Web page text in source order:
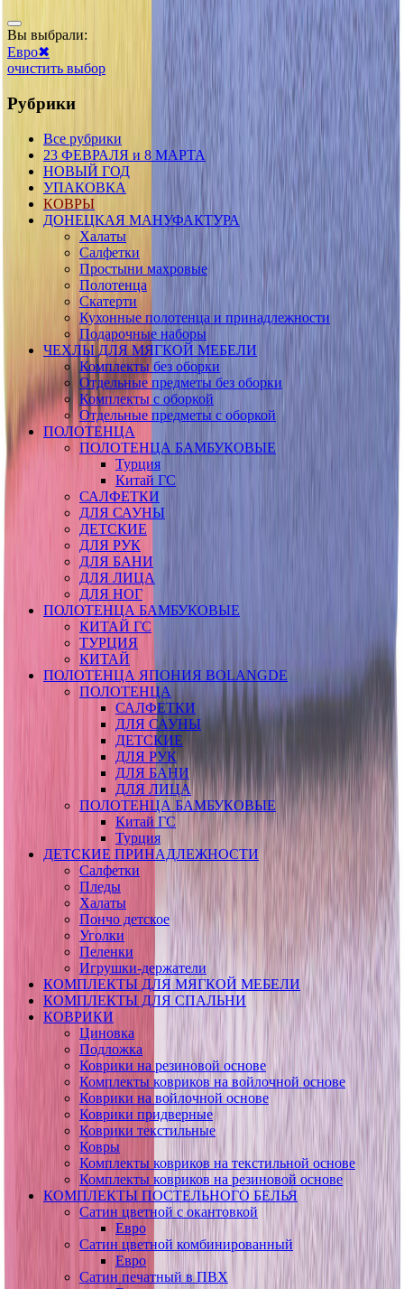
Вы выбрали:
Евро✖
очистить выбор
Рубрики
Все рубрики
23 ФЕВРАЛЯ и 8 МАРТА
НОВЫЙ ГОД
УПАКОВКА
КОВРЫ
ДОНЕЦКАЯ МАНУФАКТУРА
Халаты
Салфетки
Простыни махровые
Полотенца
Скатерти
Кухонные полотенца и принадлежности
Подарочные наборы
ЧЕХЛЫ ДЛЯ МЯГКОЙ МЕБЕЛИ
Комплекты без оборки
Отдельные предметы без оборки
Комплекты с оборкой
Отдельные предметы с оборкой
ПОЛОТЕНЦА
ПОЛОТЕНЦА БАМБУКОВЫЕ
Турция
Китай ГС
САЛФЕТКИ
ДЛЯ САУНЫ
ДЕТСКИЕ
ДЛЯ РУК
ДЛЯ БАНИ
ДЛЯ ЛИЦА
ДЛЯ НОГ
ПОЛОТЕНЦА БАМБУКОВЫЕ
КИТАЙ ГС
ТУРЦИЯ
КИТАЙ
ПОЛОТЕНЦА ЯПОНИЯ BOLANGDE
ПОЛОТЕНЦА
САЛФЕТКИ
ДЛЯ САУНЫ
ДЕТСКИЕ
ДЛЯ РУК
ДЛЯ БАНИ
ДЛЯ ЛИЦА
ПОЛОТЕНЦА БАМБУКОВЫЕ
Китай ГС
Турция
ДЕТСКИЕ ПРИНАДЛЕЖНОСТИ
Салфетки
Пледы
Халаты
Пончо детское
Уголки
Пеленки
Игрушки-держатели
КОМПЛЕКТЫ ДЛЯ МЯГКОЙ МЕБЕЛИ
КОМПЛЕКТЫ ДЛЯ СПАЛЬНИ
КОВРИКИ
Циновка
Подложка
Коврики на резиновой основе
Комплекты ковриков на войлочной основе
Коврики на войлочной основе
Коврики придверные
Коврики текстильные
Ковры
Комплекты ковриков на текстильной основе
Комплекты ковриков на резиновой основе
КОМПЛЕКТЫ ПОСТЕЛЬНОГО БЕЛЬЯ
Сатин цветной с окантовкой
Евро
Сатин цветной комбинированный
Евро
Сатин печатный в ПВХ